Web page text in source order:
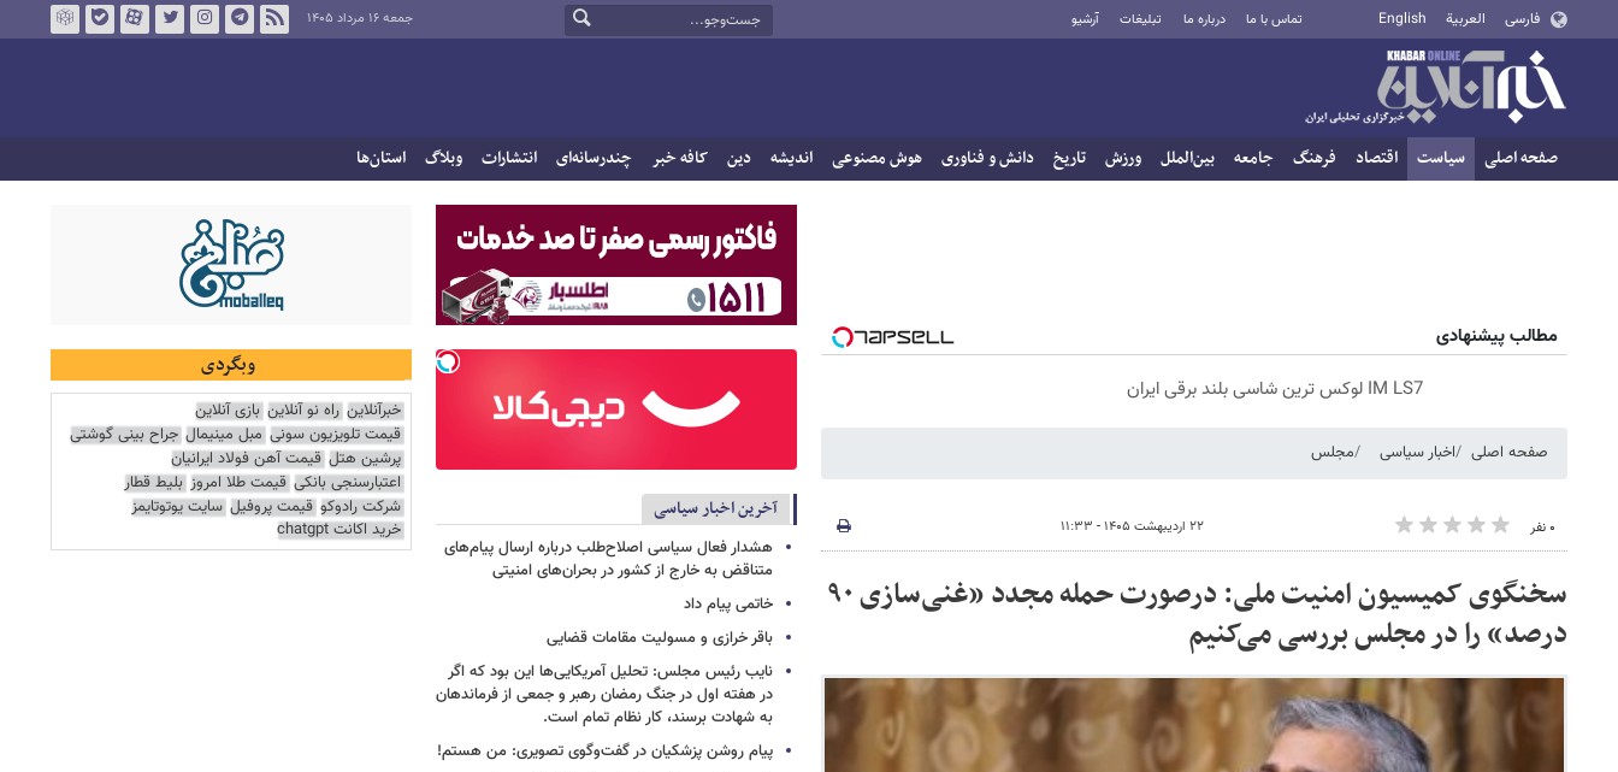
فارسی العربية English تماس با ما درباره ما تبلیغات آرشیو جمعه ۱۶ مرداد ۱۴۰۵
صفحه اصلی سیاست اقتصاد فرهنگ جامعه بین‌الملل ورزش تاریخ دانش و فناوری هوش مصنوعی اندیشه دین کافه خبر چندرسانه‌ای انتشارات وبلاگ استان‌ها
مطالب پیشنهادی
IM LS7 لوکس ترین شاسی بلند برقی ایران
صفحه اصلی اخبار سیاسی مجلس
۰ نفر ۲۲ اردیبهشت ۱۴۰۵ - ۱۱:۳۳
سخنگوی کمیسیون امنیت ملی: درصورت حمله مجدد «غنی‌سازی ۹۰
درصد» را در مجلس بررسی می‌کنیم
آخرین اخبار سیاسی
هشدار فعال سیاسی اصلاح‌طلب درباره ارسال پیام‌های
متناقض به خارج از کشور در بحران‌های امنیتی
خاتمی پیام داد
باقر خرازی و مسولیت مقامات قضایی
نایب رئیس مجلس: تحلیل آمریکایی‌ها این بود که اگر
در هفته اول در جنگ رمضان رهبر و جمعی از فرماندهان
به شهادت برسند، کار نظام تمام است.
پیام روشن پزشکیان در گفت‌وگوی تصویری: من هستم!
وبگردی
خبرآنلاین راه نو آنلاین بازی آنلاین
قیمت تلویزیون سونی مبل مینیمال جراح بینی گوشتی
پرشین هتل قیمت آهن فولاد ایرانیان
اعتبارسنجی بانکی قیمت طلا امروز بلیط قطار
شرکت رادوکو قیمت پروفیل سایت یوتوتایمز
خرید اکانت chatgpt